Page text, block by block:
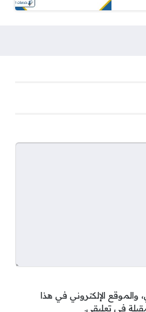
والموقع الإلكتروني في هذا
في تعليقي.